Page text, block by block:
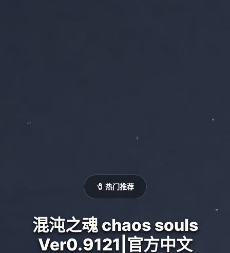
🧷 热门推荐
混沌之魂 chaos souls
Ver0.9121|官方中文